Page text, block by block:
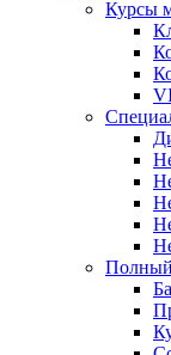
Курсы
Полный